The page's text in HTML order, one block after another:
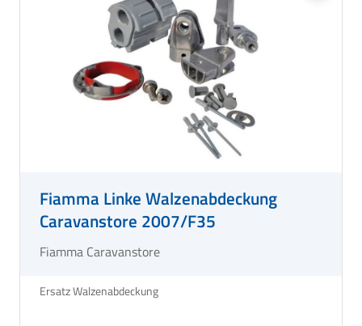
Fiamma Linke Walzenabdeckung
Caravanstore 2007/F35
Fiamma Caravanstore